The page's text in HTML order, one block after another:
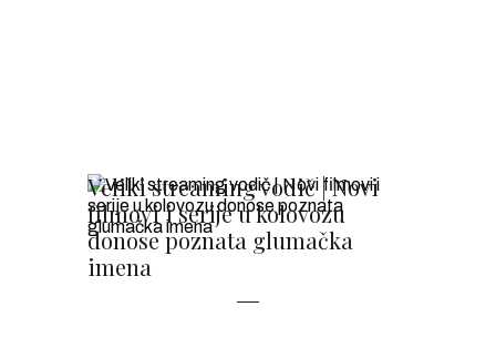
Veliki streaming vodič | Novi
filmovi i serije u kolovozu
donose poznata glumačka
imena